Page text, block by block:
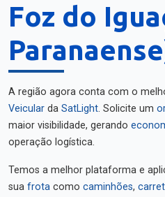
Foz do
A região agora conta com o
Veicular da SatLight. Solicite um
maior visibilidade, gerando
operação logística.
Temos a melhor plataforma e
sua frota como caminhões,